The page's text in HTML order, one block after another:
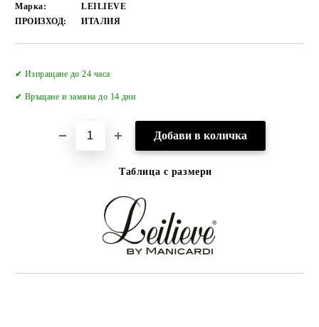
Марка:
LEILIEVE
ПРОИЗХОД:
ИТАЛИЯ
✔ Изпращане до 24 часа
✔ Връщане и замяна до 14 дни
Таблица с размери